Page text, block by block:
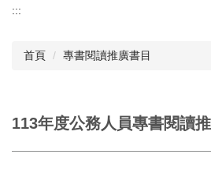
:::
首頁 專書閱讀推廣書目
113年度公務人員專書閱讀